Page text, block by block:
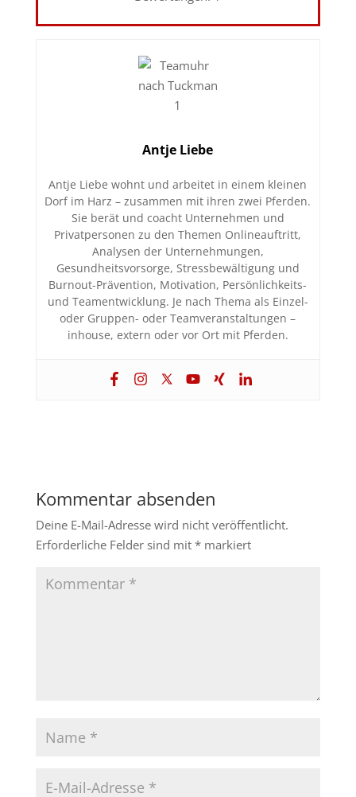
Antje Liebe
Antje Liebe wohnt und arbeitet in einem kleinen
Dorf im Harz – zusammen mit ihren zwei Pferden.
Sie berät und coacht Unternehmen und
Privatpersonen zu den Themen Onlineauftritt,
Analysen der Unternehmungen,
Gesundheitsvorsorge, Stressbewältigung und
Burnout-Prävention, Motivation, Persönlichkeits-
und Teamentwicklung. Je nach Thema als Einzel-
oder Gruppen- oder Teamveranstaltungen –
inhouse, extern oder vor Ort mit Pferden.
Kommentar absenden
Deine E-Mail-Adresse wird nicht veröffentlicht.
Erforderliche Felder sind mit *markiert